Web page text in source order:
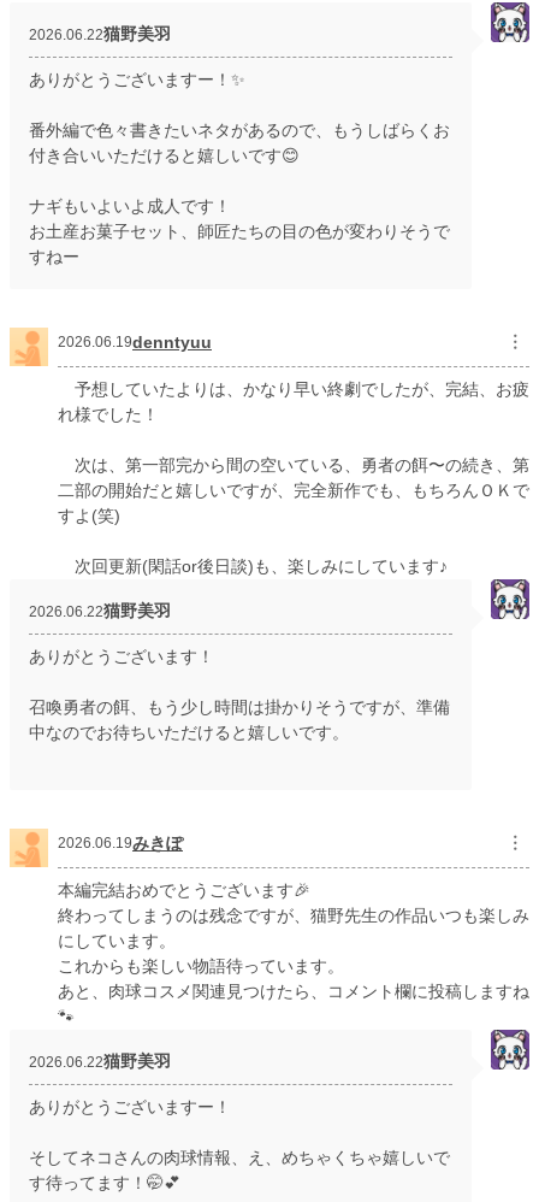
2026.06.22猫野美羽
ありがとうございますー！✨
番外編で色々書きたいネタがあるので、もうしばらくお
付き合いいただけると嬉しいです😊
ナギもいよいよ成人です！
お土産お菓子セット、師匠たちの目の色が変わりそうで
すねー
2026.06.19denntyuu ︙
予想していたよりは、かなり早い終劇でしたが、完結、お疲
れ様でした！
次は、第一部完から間の空いている、勇者の餌〜の続き、第
二部の開始だと嬉しいですが、完全新作でも、もちろんＯＫで
すよ(笑)
次回更新(閑話or後日談)も、楽しみにしています♪
2026.06.22猫野美羽
ありがとうございます！
召喚勇者の餌、もう少し時間は掛かりそうですが、準備
中なのでお待ちいただけると嬉しいです。
2026.06.19みきぽ ︙
本編完結おめでとうございます🎉
終わってしまうのは残念ですが、猫野先生の作品いつも楽しみ
にしています。
これからも楽しい物語待っています。
あと、肉球コスメ関連見つけたら、コメント欄に投稿しますね
🐾
2026.06.22猫野美羽
ありがとうございますー！
そしてネコさんの肉球情報、え、めちゃくちゃ嬉しいで
す待ってます！🤭💕